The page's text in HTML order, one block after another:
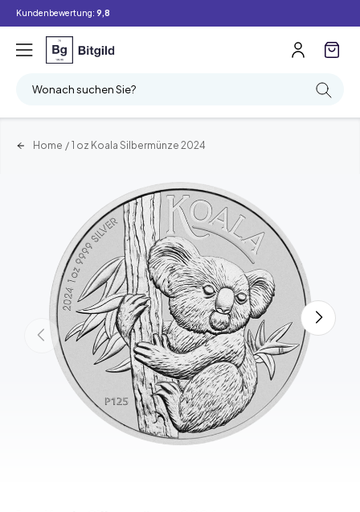
Kundenbewertung: 9,8
Wonach suchen Sie?
Home / 1 oz Koala Silbermünze 2024